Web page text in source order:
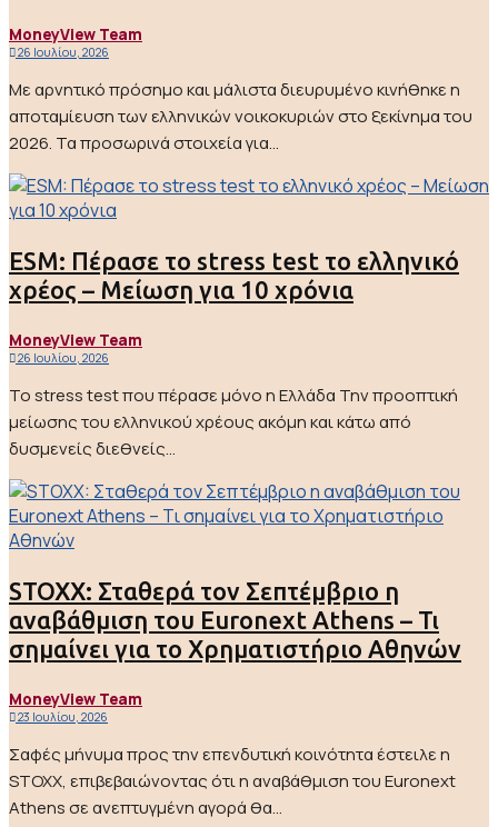
MoneyView Team
26 Ιουλίου, 2026
Με αρνητικό πρόσημο και μάλιστα διευρυμένο κινήθηκε η
αποταμίευση των ελληνικών νοικοκυριών στο ξεκίνημα του
2026. Τα προσωρινά στοιχεία για...
ESM: Πέρασε το stress test το ελληνικό
χρέος – Μείωση για 10 χρόνια
MoneyView Team
26 Ιουλίου, 2026
Το stress test που πέρασε μόνο η Ελλάδα Την προοπτική
μείωσης του ελληνικού χρέους ακόμη και κάτω από
δυσμενείς διεθνείς...
STOXX: Σταθερά τον Σεπτέμβριο η
αναβάθμιση του Euronext Athens – Τι
σημαίνει για το Χρηματιστήριο Αθηνών
MoneyView Team
23 Ιουλίου, 2026
Σαφές μήνυμα προς την επενδυτική κοινότητα έστειλε η
STOXX, επιβεβαιώνοντας ότι η αναβάθμιση του Euronext
Athens σε ανεπτυγμένη αγορά θα...